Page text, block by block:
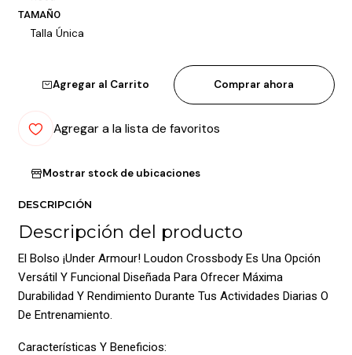
TAMAÑO
Talla Única
Agregar al Carrito Comprar ahora
Agregar a la lista de favoritos
Mostrar stock de ubicaciones
DESCRIPCIÓN
Descripción del producto
El Bolso ¡Under Armour! Loudon Crossbody Es Una Opción
Versátil Y Funcional Diseñada Para Ofrecer Máxima
Durabilidad Y Rendimiento Durante Tus Actividades Diarias O
De Entrenamiento.
Características Y Beneficios: